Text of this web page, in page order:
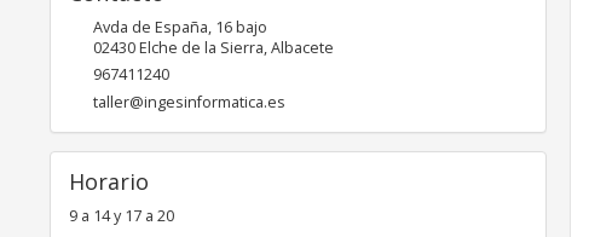
Avda de España, 16 bajo
02430Elche de la Sierra,Albacete
967411240
taller@ingesinformatica.es
Horario
9 a 14 y 17 a 20